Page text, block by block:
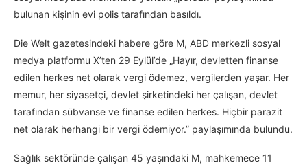
bulunan kişinin evi polis tarafından basıldı.
Die Welt gazetesindeki habere göre M, ABD merkezli sosyal
medya platformu X’ten 29 Eylül’de „Hayır, devletten finanse
edilen herkes net olarak vergi ödemez, vergilerden yaşar. Her
memur, her siyasetçi, devlet şirketindeki her çalışan, devlet
tarafından sübvanse ve finanse edilen herkes. Hiçbir parazit
net olarak herhangi bir vergi ödemiyor.” paylaşımında bulundu.
Sağlık sektöründe çalışan 45 yaşındaki M, mahkemece 11